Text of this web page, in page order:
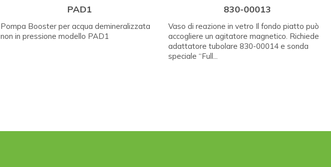
PAD1
Pompa Booster per acqua demineralizzata
non in pressione modello PAD1
830-00013
Vaso di reazione in vetro Il fondo piatto può
accogliere un agitatore magnetico. Richiede
adattatore tubolare 830-00014 e sonda
speciale “Full...